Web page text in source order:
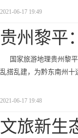
2021-06-17 19:49
贵州黎平
国家旅游地理贵州黎
乱搭乱建，为黔东南州十
2021-06-17 19:48
文旅新生